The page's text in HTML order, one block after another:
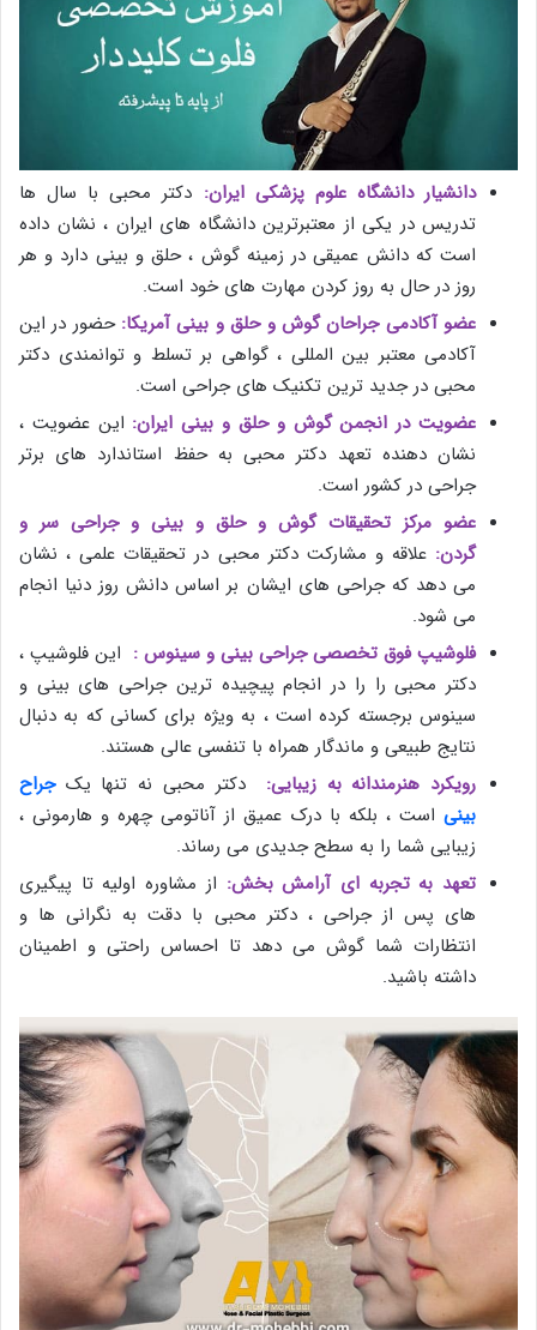
دانشیار دانشگاه علوم پزشکی ایران: دکتر محبی با سال ‌ها
تدریس در یکی از معتبرترین دانشگاه‌ های ایران ، نشان داده
است که دانش عمیقی در زمینه گوش ، حلق و بینی دارد و هر
روز در حال به ‌روز کردن مهارت ‌های خود است.
عضو آکادمی جراحان گوش و حلق و بینی آمریکا:حضور در این
آکادمی معتبر بین‌ المللی ، گواهی بر تسلط و توانمندی دکتر
محبی در جدید ترین تکنیک ‌های جراحی است.
عضویت در انجمن گوش و حلق و بینی ایران: این عضویت ،
نشان‌ دهنده تعهد دکتر محبی به حفظ استاندارد های برتر
جراحی در کشور است.
عضو مرکز تحقیقات گوش و حلق و بینی و جراحی سر و
گردن:علاقه و مشارکت دکتر محبی در تحقیقات علمی ، نشان
می ‌دهد که جراحی‌ های ایشان بر اساس دانش روز دنیا انجام
می‌ شود.
فلوشیپ فوق‌ تخصصی جراحی بینی و سینوس : این فلوشیپ ،
دکتر محبی را را در انجام پیچیده‌ ترین جراحی‌ های بینی و
سینوس برجسته کرده است ، به ویژه برای کسانی که به دنبال
نتایج طبیعی و ماندگار همراه با تنفسی عالی هستند.
رویکرد هنرمندانه به زیبایی: دکتر محبی نه‌ تنها یکجراح
بینی است ، بلکه با درک عمیق از آناتومی چهره و هارمونی ،
زیبایی شما را به سطح جدیدی می‌ رساند.
تعهد به تجربه ‌ای آرامش ‌بخش: از مشاوره اولیه تا پیگیری‌
های پس از جراحی ، دکتر محبی با دقت به نگرانی‌ ها و
انتظارات شما گوش می‌ دهد تا احساس راحتی و اطمینان
داشته باشید.